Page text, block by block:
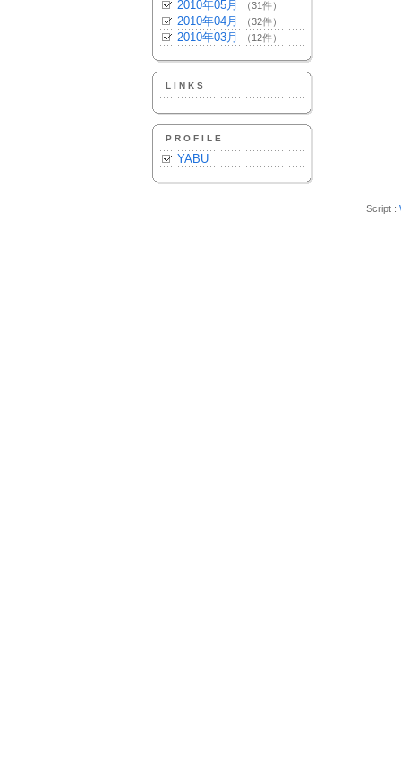
2010年05月 （31件）
2010年04月 （32件）
2010年03月 （12件）
LINKS
PROFILE
YABU
Script :